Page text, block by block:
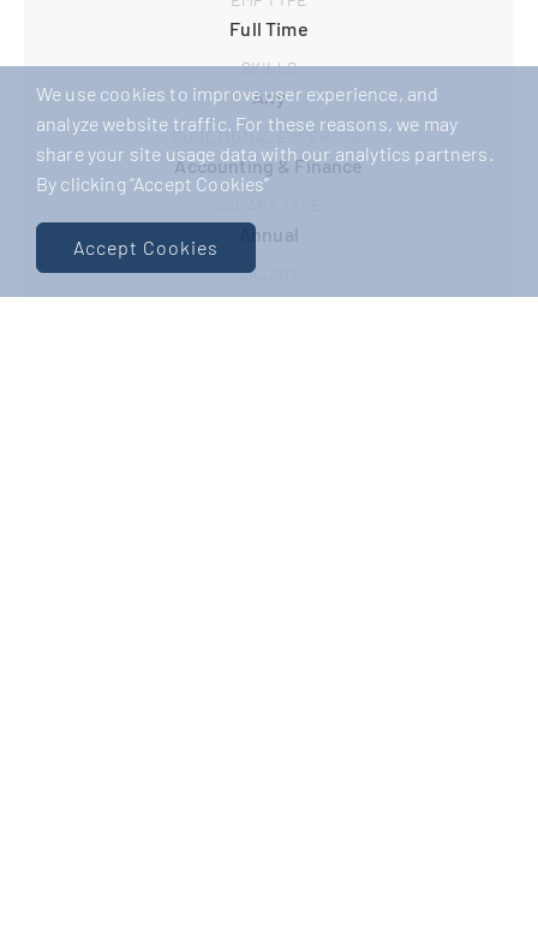
Full Time
SKILLS
Any
FUNCTIONAL EXPERTISE
Accounting & Finance
Annual
SALARY
Negotiable
We use cookies to improve user experience, and
analyze website traffic. For these reasons, we may
share your site usage data with our analytics partners.
By clicking “Accept Cookies”
Accept Cookies